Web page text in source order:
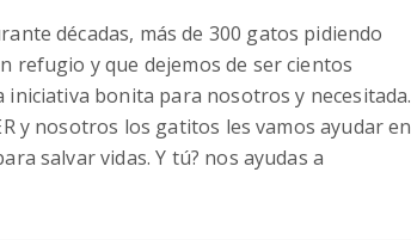
décadas, más de 300 gatos pidiendo
refugio y que dejemos de ser cientos
bonita para nosotros y necesitada.
y nosotros los gatitos les vamos ayudar en
salvar vidas. Y tú? nos ayudas a